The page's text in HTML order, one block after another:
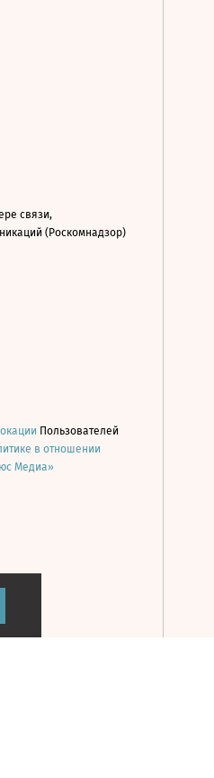
связи,
(Роскомнадзор)
Пользователей
в отношении
Медиа»